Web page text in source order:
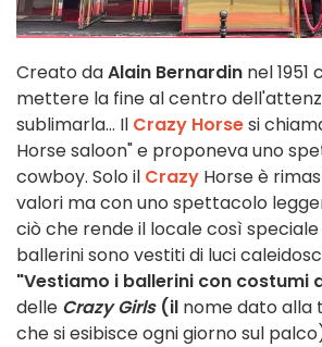
Creato daAlain Bernardin nel 1951
mettere la fine al centro
sublimarla... Il Crazy Horsesi
Horse saloon" e proponeva uno
cowboy. Solo il Crazy Horse è
valori ma con uno spettacolo
ciò che rende il locale così
ballerini sono vestiti di luci
"Vestiamo i ballerini con costumi
delle Crazy Girls(il nome dato alla
che si esibisce ogni giorno sul